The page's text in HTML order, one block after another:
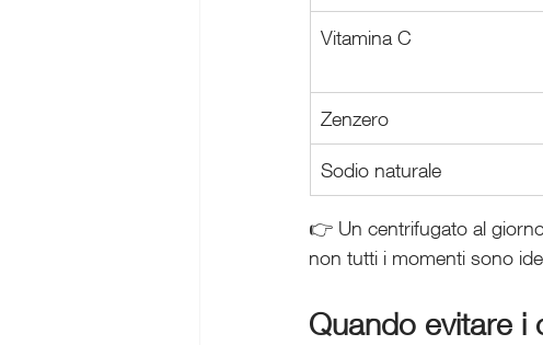
Vitamina C
Zenzero
Sodio naturale
👉 Un centrifugato al
non tutti i momenti sono
Quando evitare i